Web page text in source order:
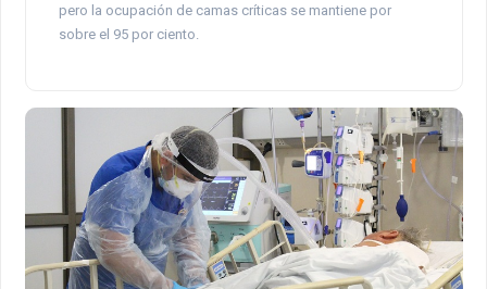
pero la ocupación de camas críticas se mantiene por
sobre el 95 por ciento.